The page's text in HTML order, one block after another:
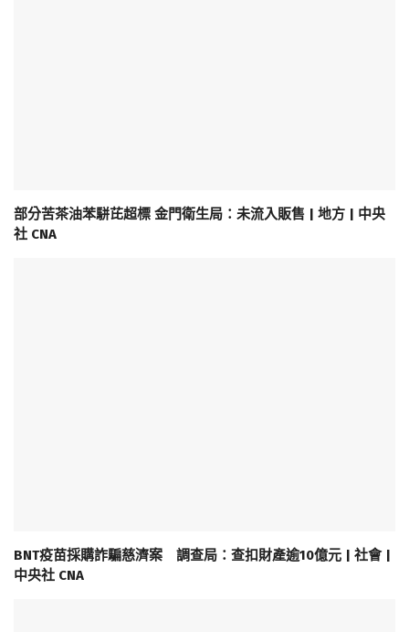
部分苦茶油苯駢芘超標 金門衛生局：未流入販售 | 地方 | 中央
社 CNA
BNT疫苗採購詐騙慈濟案 調查局：查扣財產逾10億元 | 社會 |
中央社 CNA